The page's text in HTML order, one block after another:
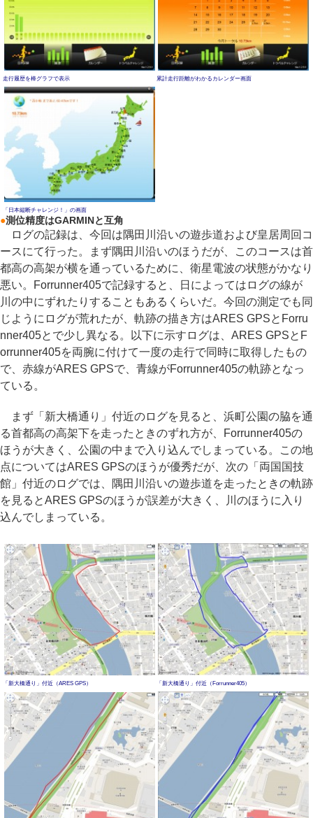
走行履歴を棒グラフで表示 累計走行距離がわかるカレンダー画面
「日本縦断チャレンジ！」の画面
●測位精度はGARMINと互角
ログの記録は、今回は隅田川沿いの遊歩道および皇居周回コ
ースにて行った。まず隅田川沿いのほうだが、このコースは首
都高の高架が横を通っているために、衛星電波の状態がかなり
悪い。Forrunner405で記録すると、日によってはログの線が
川の中にずれたりすることもあるくらいだ。今回の測定でも同
じようにログが荒れたが、軌跡の描き方はARES GPSとForru
nner405とで少し異なる。以下に示すログは、ARES GPSとF
orrunner405を両腕に付けて一度の走行で同時に取得したもの
で、赤線がARES GPSで、青線がForrunner405の軌跡となっ
ている。
まず「新大橋通り」付近のログを見ると、浜町公園の脇を通
る首都高の高架下を走ったときのずれ方が、Forrunner405の
ほうが大きく、公園の中まで入り込んでしまっている。この地
点についてはARES GPSのほうが優秀だが、次の「両国国技
館」付近のログでは、隅田川沿いの遊歩道を走ったときの軌跡
を見るとARES GPSのほうが誤差が大きく、川のほうに入り
込んでしまっている。
「新大橋通り」付近（ARES GPS） 「新大橋通り」付近（Forrunner405）